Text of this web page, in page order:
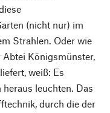
(nicht nur) im
Strahlen. Oder wie
Abtei Königsmünster,
weiß: Es
leuchten. Das
durch die der